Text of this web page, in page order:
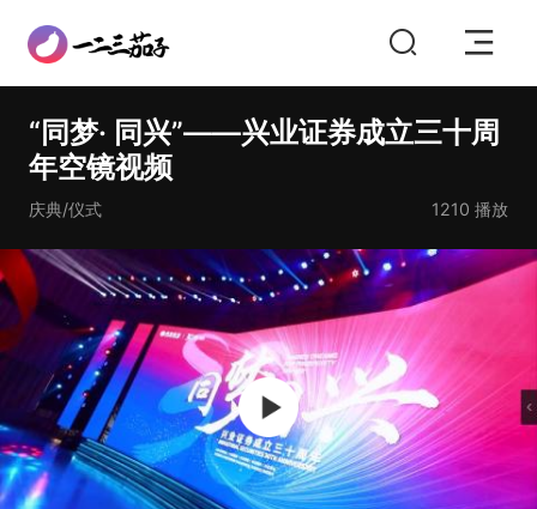
“同梦· 同兴”——兴业证券成立三十周
年空镜视频
庆典/仪式 1210 播放